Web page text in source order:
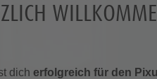
dich erfolgreich für den